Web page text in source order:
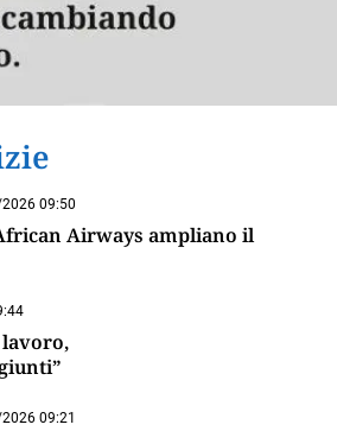
09:50
Airways ampliano il
lavoro,
09:21